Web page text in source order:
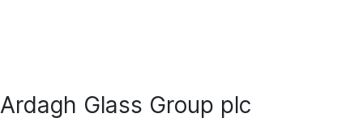
Ardagh Glass Group plc